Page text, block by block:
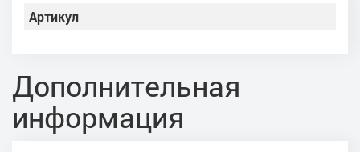
Артикул
Дополнительная
информация